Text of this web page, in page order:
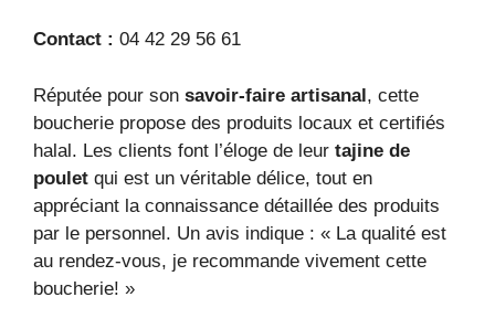
Contact : 04 42 29 56 61
Réputée pour son savoir-faire artisanal, cette
boucherie propose des produits locaux et certifiés
halal. Les clients font l’éloge de leur tajine de
poulet qui est un véritable délice, tout en
appréciant la connaissance détaillée des produits
par le personnel. Un avis indique : « La qualité est
au rendez-vous, je recommande vivement cette
boucherie! »